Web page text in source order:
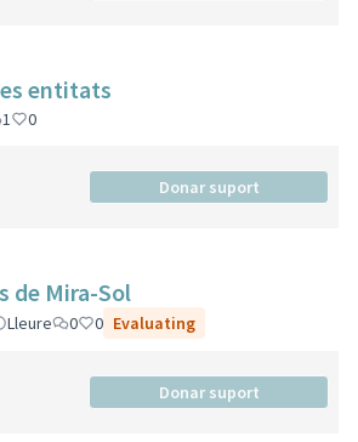
entitats
1 0
Donar suport
de Mira-Sol
Lleure 0 0 Evaluating
Donar suport